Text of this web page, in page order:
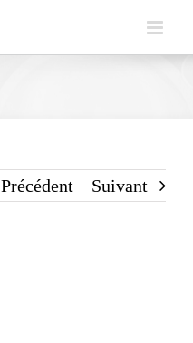
Précédent Suivant